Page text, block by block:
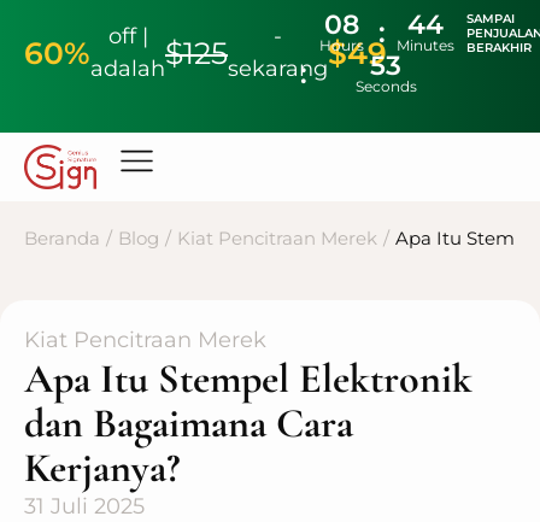
60%
off |
adalah$125
-
sekarang$49
08
Hours
44
Minutes
52
Seconds
SAMPAI
BERAKHIR
Beranda / Blog / Kiat Pencitraan Merek / Apa Itu
Kiat Pencitraan Merek
Apa Itu Stempel Elektronik
dan Bagaimana Cara
Kerjanya?
31 Juli 2025